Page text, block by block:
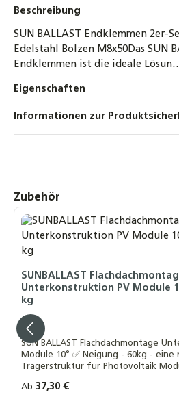
Beschreibung
SUN BALLAST Endklemmen 2er-
Edelstahl Bolzen M8x50Das SUN
Endklemmen ist die ideale
Eigenschaften
Informationen zur
Produktgalerie überspringen
Zubehör
SUNBALLAST
Unterkonstruktion PV Module
kg
SUN BALLAST Flachdachmontage
Module 10° ✅ Neigung - 60kg - eine revolutionäre
Trägerstruktur für Photovoltaik
Regulärer Preis:
Ab 37,30 €